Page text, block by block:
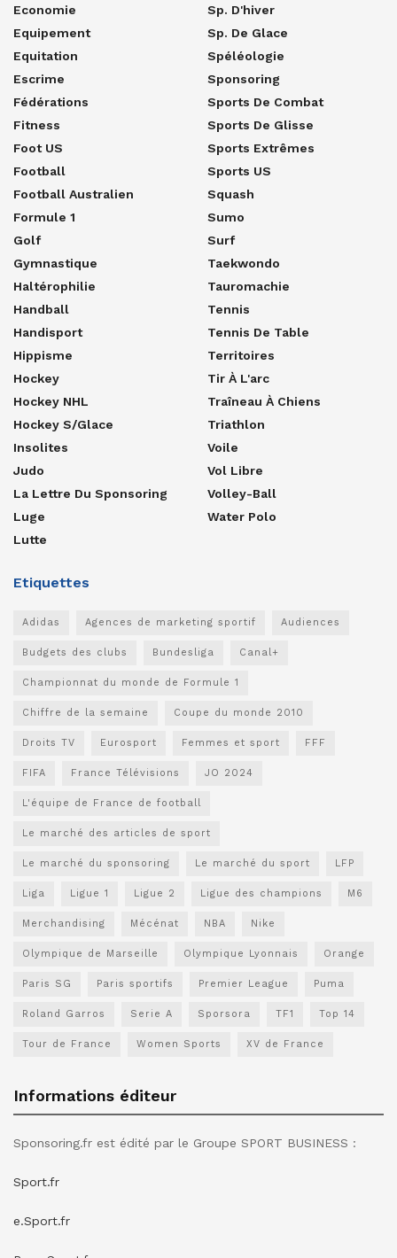
Economie
Equipement
Equitation
Escrime
Fédérations
Fitness
Foot US
Football
Football Australien
Formule 1
Golf
Gymnastique
Haltérophilie
Handball
Handisport
Hippisme
Hockey
Hockey NHL
Hockey S/glace
Insolites
Judo
La Lettre Du Sponsoring
Luge
Lutte
Sp. D'hiver
Sp. De Glace
Spéléologie
Sponsoring
Sports De Combat
Sports De Glisse
Sports Extrêmes
Sports US
Squash
Sumo
Surf
Taekwondo
Tauromachie
Tennis
Tennis De Table
Territoires
Tir À L'arc
Traîneau À Chiens
Triathlon
Voile
Vol Libre
Volley-Ball
Water Polo
Etiquettes
Adidas Agences de marketing sportif Audiences
Budgets des clubs Bundesliga Canal+
Championnat du monde de Formule 1
Chiffre de la semaine Coupe du monde 2010
Droits TV Eurosport Femmes et sport FFF
FIFA France Télévisions JO 2024
L'équipe de France de football
Le marché des articles de sport
Le marché du sponsoring Le marché du sport LFP
Liga Ligue 1 Ligue 2 Ligue des champions M6
Merchandising Mécénat NBA Nike
Olympique de Marseille Olympique Lyonnais Orange
Paris SG Paris sportifs Premier League Puma
Roland Garros Serie A Sporsora TF1 Top 14
Tour de France Women Sports XV de France
Informations éditeur
Sponsoring.fr est édité par le Groupe SPORT BUSINESS :
Sport.fr
e.Sport.fr